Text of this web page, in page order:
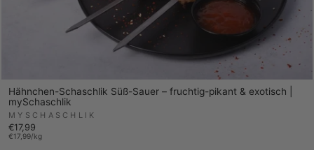
Hähnchen-Schaschlik Süß-Sauer – fruchtig-pikant & exotisch |
mySchaschlik
MYSCHASCHLIK
€17,99
€17,99/kg